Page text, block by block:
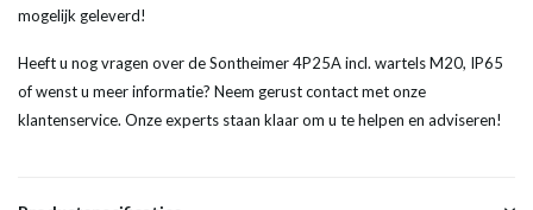
mogelijk geleverd!
Heeft u nog vragen over de Sontheimer 4P25A incl. wartels M20, IP65
of wenst u meer informatie? Neem gerust contact met onze
klantenservice. Onze experts staan klaar om u te helpen en adviseren!